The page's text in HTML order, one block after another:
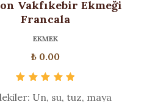
Vakfıkebir Ekmeği
Francala
EKMEK
₺0.00
5.00oy aldı
Un, su, tuz, maya